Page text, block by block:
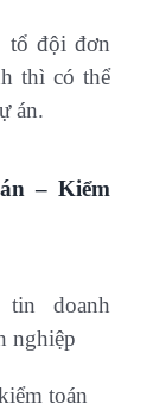
tổ đội đơn
thì có thể
án.
– Kiểm
doanh
nghiệp
toán